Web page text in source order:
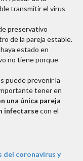
transmitir el virus
preservativo
de la pareja estable.
estado en
no tiene porque
puede prevenir la
tener en
una única pareja
infectarsecon el
del coronavirus y